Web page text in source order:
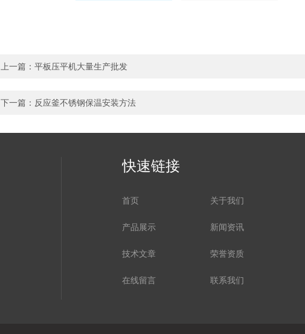
上一篇： 平板压平机大量生产批发
下一篇： 反应釜不锈钢保温安装方法
快速链接
首页 关于我们
产品展示 新闻资讯
技术文章 荣誉资质
在线留言 联系我们